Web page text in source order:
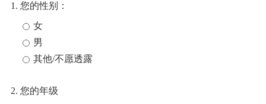
1. 您的性别：
女
男
其他/不愿透露
2. 您的年级